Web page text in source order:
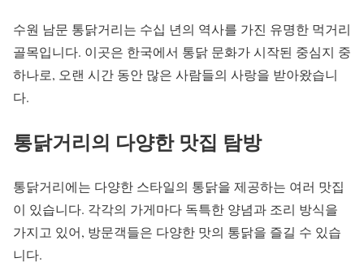
수원 남문 통닭거리는 수십 년의 역사를 가진 유명한 먹거리
골목입니다. 이곳은 한국에서 통닭 문화가 시작된 중심지 중
하나로, 오랜 시간 동안 많은 사람들의 사랑을 받아왔습니
다.
통닭거리의 다양한 맛집 탐방
통닭거리에는 다양한 스타일의 통닭을 제공하는 여러 맛집
이 있습니다. 각각의 가게마다 독특한 양념과 조리 방식을
가지고 있어, 방문객들은 다양한 맛의 통닭을 즐길 수 있습
니다.